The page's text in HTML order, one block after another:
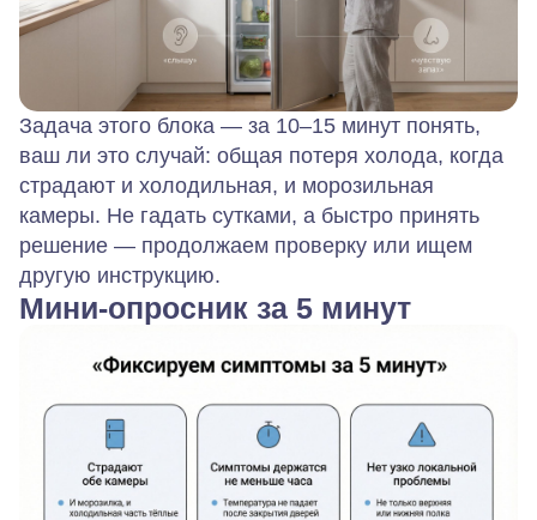
Задача этого блока — за 10–15 минут понять,
ваш ли это случай: общая потеря холода, когда
страдают и холодильная, и морозильная
камеры. Не гадать сутками, а быстро принять
решение — продолжаем проверку или ищем
другую инструкцию.
Мини‑опросник за 5 минут